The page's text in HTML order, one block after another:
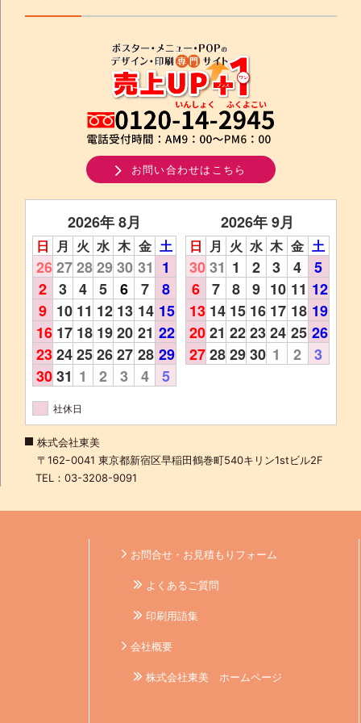
お問い合わせはこちら
2026年 8月
日 月 火 水 木 金 土
2627282930 31 1
2 3 4 5 6 7
8
9 10 11 12 13 14 15
16 17 18 1920 21 22
2324252627 28 29
3031 1 2 3 4 5
2026年 9月
日 月 火 水 木 金 土
30 31 1 2 3 4
5
6 7 8 9 10 11 12
13 14 15 16 17 18 19
20 21 22 23 24 25 26
27 28 29 30 1 2 3
社休日
株式会社東美
〒162ｰ0041 東京都新宿区早稲田鶴巻町540キリン1stビル2F
TEL：03-3208-9091
お問合せ・お見積もりフォーム
よくあるご質問
印刷用語集
会社概要
株式会社東美 ホームページ